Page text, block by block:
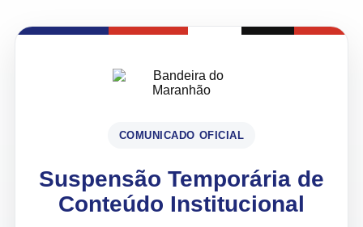
COMUNICADO OFICIAL
Suspensão Temporária de
Conteúdo Institucional